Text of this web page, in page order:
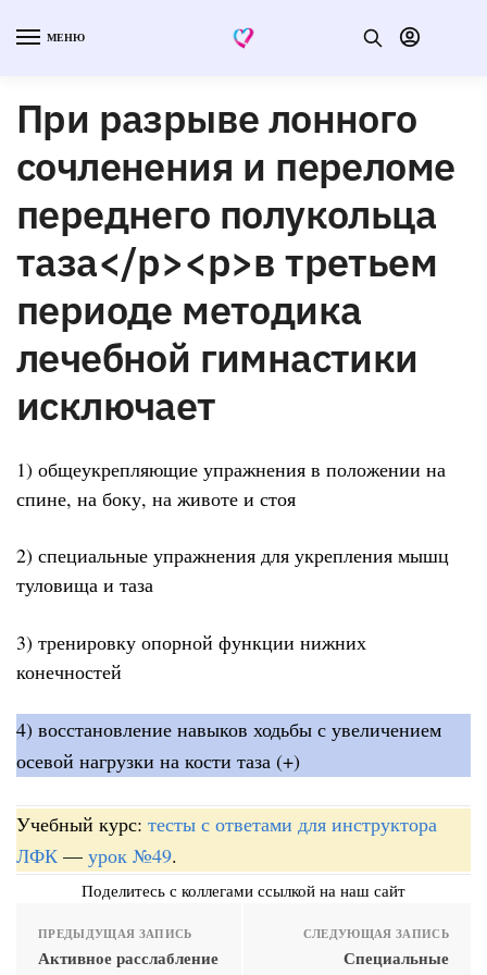
МЕНЮ
При разрыве лонного
сочленения и переломе
переднего полукольца
таза</p><p>в третьем
периоде методика
лечебной гимнастики
исключает
1) общеукрепляющие упражнения в положении на
спине, на боку, на животе и стоя
2) специальные упражнения для укрепления мышц
туловища и таза
3) тренировку опорной функции нижних
конечностей
4) восстановление навыков ходьбы с увеличением
осевой нагрузки на кости таза (+)
Учебный курс: тесты с ответами для инструктора
ЛФК — урок №49.
Поделитесь с коллегами ссылкой на наш сайт
ПРЕДЫДУЩАЯ ЗАПИСЬ
Активное расслабление
СЛЕДУЮЩАЯ ЗАПИСЬ
Специальные